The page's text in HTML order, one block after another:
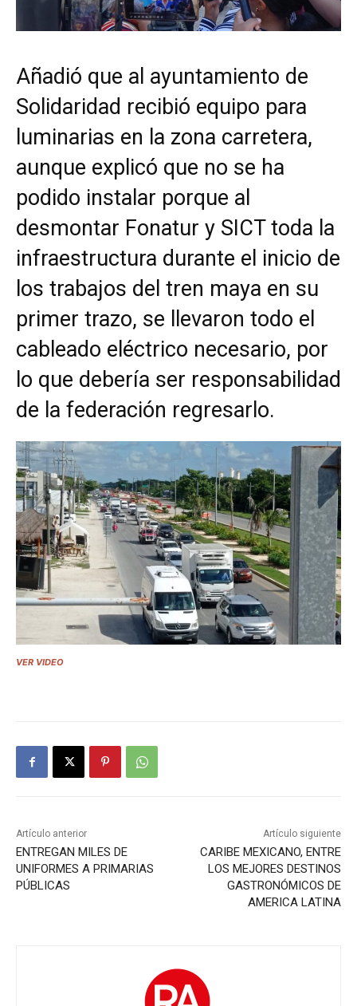
Añadió que al ayuntamiento de
Solidaridad recibió equipo para
luminarias en la zona carretera,
aunque explicó que no se ha
podido instalar porque al
desmontar Fonatur y SICT toda la
infraestructura durante el inicio de
los trabajos del tren maya en su
primer trazo, se llevaron todo el
cableado eléctrico necesario, por
lo que debería ser responsabilidad
de la federación regresarlo.
VER VIDEO
Artículo anterior
ENTREGAN MILES DE
UNIFORMES A PRIMARIAS
PÚBLICAS
Artículo siguiente
CARIBE MEXICANO, ENTRE
LOS MEJORES DESTINOS
GASTRONÓMICOS DE
AMERICA LATINA